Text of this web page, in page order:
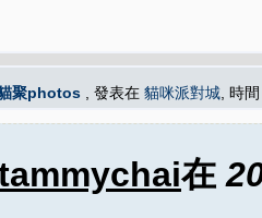
聚photos , 發表在 貓咪派對城 , 時
在